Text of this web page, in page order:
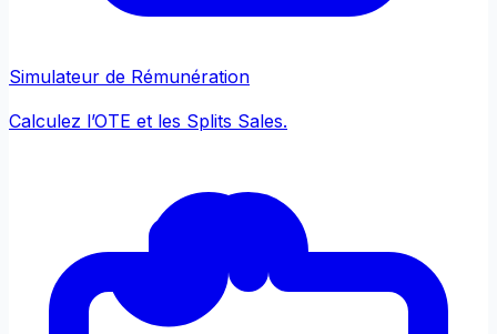
Simulateur de Rémunération
Calculez l’OTE et les Splits Sales.